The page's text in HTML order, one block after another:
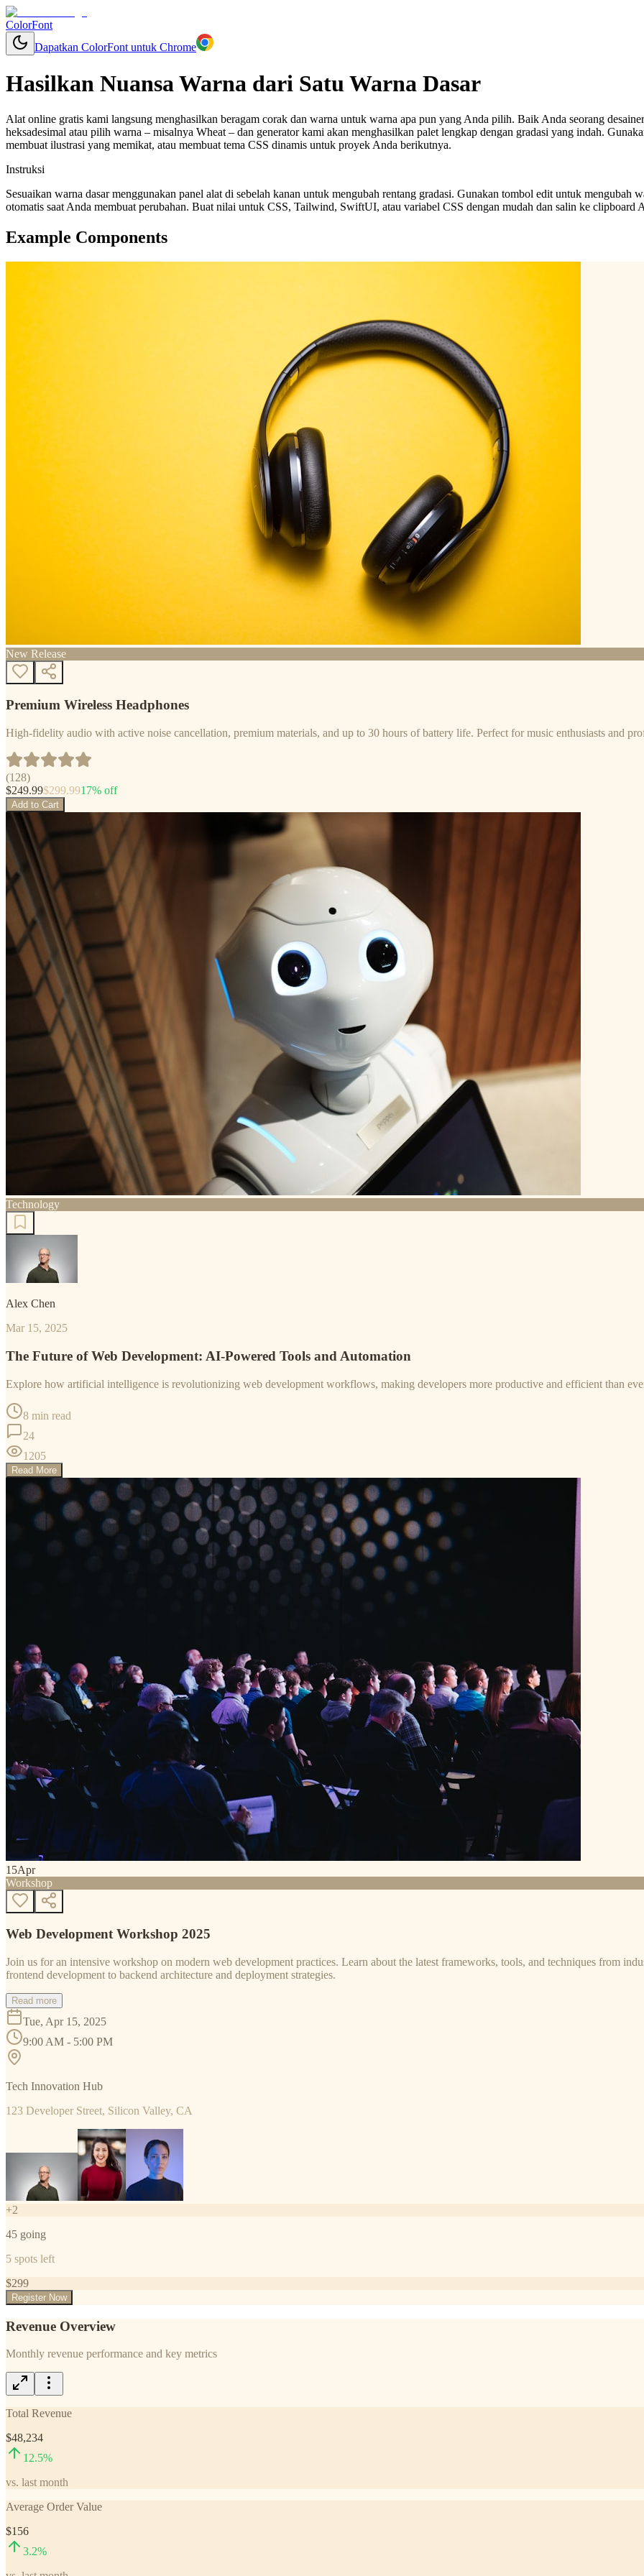
ColorFont
Dapatkan ColorFont untuk Chrome
Hasilkan Nuansa Warna dari Satu Warna Dasar
Alat online gratis kami langsung menghasilkan beragam corak dan warna untuk warna apa pun yang Anda pilih. Baik Anda seorang
heksadesimal atau pilih warna – misalnya Wheat – dan generator kami akan menghasilkan palet lengkap dengan gradasi yang indah.
membuat ilustrasi yang memikat, atau membuat tema CSS dinamis untuk proyek Anda berikutnya.
Instruksi
Sesuaikan warna dasar menggunakan panel alat di sebelah kanan untuk mengubah rentang gradasi. Gunakan tombol edit untuk mengubah
otomatis saat Anda membuat perubahan. Buat nilai untuk CSS, Tailwind, SwiftUI, atau variabel CSS dengan mudah dan salin ke clipboard
Example Components
New Release
Premium Wireless Headphones
High-fidelity audio with active noise cancellation, premium materials, and up to 30 hours of battery life. Perfect for music enthusiasts and
(128)
$249.99$299.9917% off
Add to Cart
Technology
Alex Chen
Mar 15, 2025
The Future of Web Development: AI-Powered Tools and Automation
Explore how artificial intelligence is revolutionizing web development workflows, making developers more productive and efficient than
8 min read
24
1205
Read More
15Apr
Workshop
Web Development Workshop 2025
Join us for an intensive workshop on modern web development practices. Learn about the latest frameworks, tools, and techniques from
frontend development to backend architecture and deployment strategies.
Read more
Tue, Apr 15, 2025
9:00 AM - 5:00 PM
Tech Innovation Hub
123 Developer Street, Silicon Valley, CA
+2
45 going
5 spots left
$299
Register Now
Revenue Overview
Monthly revenue performance and key metrics
Total Revenue
$48,234
12.5%
vs. last month
Average Order Value
$156
3.2%